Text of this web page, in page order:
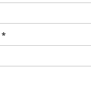
*